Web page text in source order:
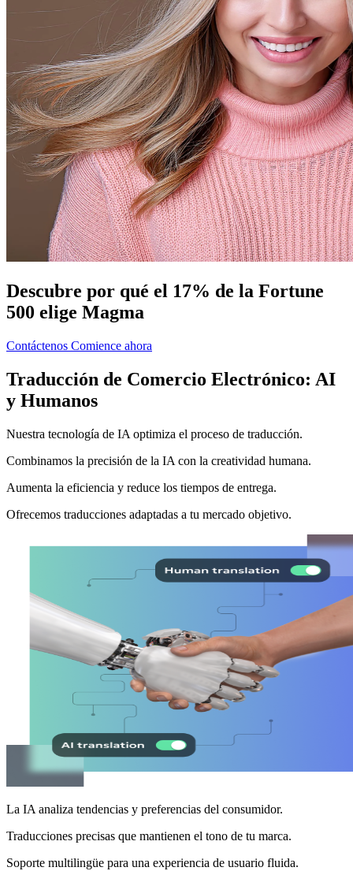
Descubre por qué el 17% de la Fortune
500 elige Magma
Contáctenos Comience ahora
Traducción de Comercio Electrónico: AI
y Humanos
Nuestra tecnología de IA optimiza el proceso de traducción.
Combinamos la precisión de la IA con la creatividad humana.
Aumenta la eficiencia y reduce los tiempos de entrega.
Ofrecemos traducciones adaptadas a tu mercado objetivo.
La IA analiza tendencias y preferencias del consumidor.
Traducciones precisas que mantienen el tono de tu marca.
Soporte multilingüe para una experiencia de usuario fluida.